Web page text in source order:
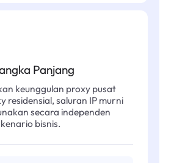
Panjang
keunggulan proxy pusat
residensial, saluran IP murni
secara independen
bisnis.